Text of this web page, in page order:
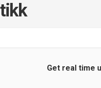
Get real time